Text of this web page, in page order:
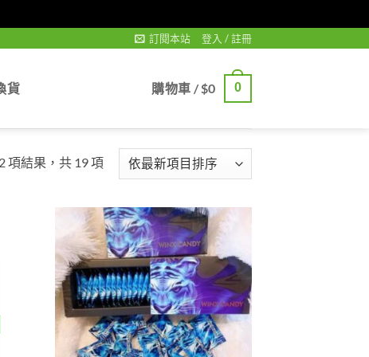
訂閱本站 登入 / 註冊
貨 購物車 /$0 0
項結果，共 19 項Sorted